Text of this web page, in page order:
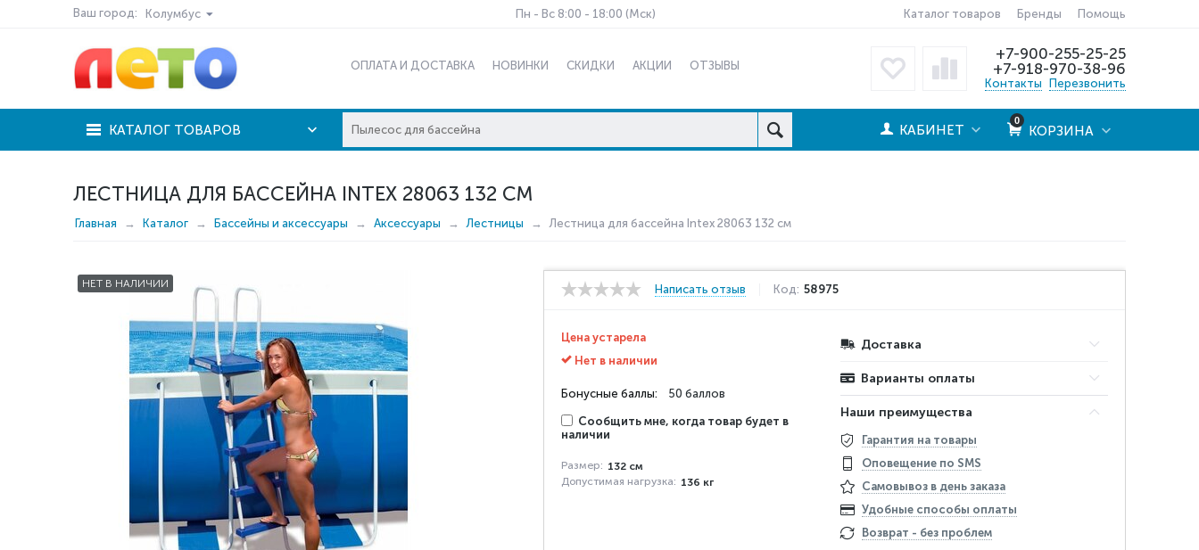
Ваш город: Колумбус Пн - Вс 8:00 - 18:00 (Мск) Каталог товаров Бренды Помощь
ОПЛАТА И ДОСТАВКА НОВИНКИ СКИДКИ АКЦИИ ОТЗЫВЫ
+7-900-255-25-25
+7-918-970-38-96
Контакты Перезвонить
КАТАЛОГ ТОВАРОВ
0
КОРЗИНА
КАБИНЕТ
ЛЕСТНИЦА ДЛЯ БАССЕЙНА INTEX 28063 132 СМ
Главная Каталог Бассейны и аксессуары Аксессуары Лестницы Лестница для бассейна Intex 28063 132 см
НЕТ В НАЛИЧИИ Написать отзыв Код: 58975
Цена устарела
Нет в наличии
Бонусные баллы: 50 баллов
Сообщить мне, когда товар будет в
наличии
Размер: 132 см
Допустимая нагрузка: 136 кг
Доставка
Варианты оплаты
Наши преимущества
Гарантия на товары
Оповещение по SMS
Самовывоз в день заказа
Удобные способы оплаты
Возврат - без проблем